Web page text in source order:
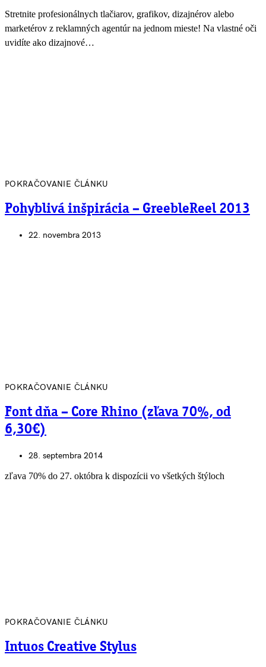
Stretnite profesionálnych tlačiarov, grafikov, dizajnérov alebo
marketérov z reklamných agentúr na jednom mieste! Na vlastné oči
uvidíte ako dizajnové…
POKRAČOVANIE ČLÁNKU
Pohyblivá inšpirácia – GreebleReel 2013
22. novembra 2013
POKRAČOVANIE ČLÁNKU
Font dňa – Core Rhino (zľava 70%, od
6,30€)
28. septembra 2014
zľava 70% do 27. októbra k dispozícii vo všetkých štýloch
POKRAČOVANIE ČLÁNKU
Intuos Creative Stylus